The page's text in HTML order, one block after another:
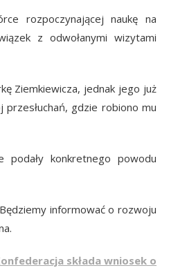
rozpoczynającej naukę na
z odwołanymi wizytami
Ziemkiewicza, jednak jego już
przesłuchań, gdzie robiono mu
konkretnego powodu
informować o rozwoju
składa wniosek o